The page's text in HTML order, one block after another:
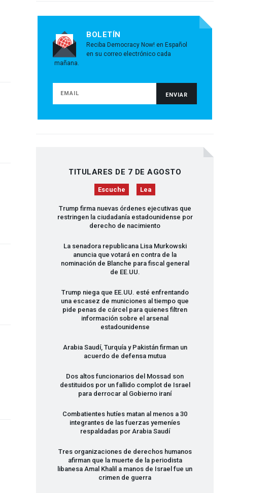
BOLETÍN
Reciba Democracy Now! en Español
en su correo electrónico cada
mañana.
TITULARES DE 7 DE AGOSTO
Escuche Lea
Trump firma nuevas órdenes ejecutivas que
restringen la ciudadanía estadounidense por
derecho de nacimiento
La senadora republicana Lisa Murkowski
anuncia que votará en contra de la
nominación de Blanche para fiscal general
de EE.UU.
Trump niega que EE.UU. esté enfrentando
una escasez de municiones al tiempo que
pide penas de cárcel para quienes filtren
información sobre el arsenal
estadounidense
Arabia Saudí, Turquía y Pakistán firman un
acuerdo de defensa mutua
Dos altos funcionarios del Mossad son
destituidos por un fallido complot de Israel
para derrocar al Gobierno iraní
Combatientes hutíes matan al menos a 30
integrantes de las fuerzas yemeníes
respaldadas por Arabia Saudí
Tres organizaciones de derechos humanos
afirman que la muerte de la periodista
libanesa Amal Khalil a manos de Israel fue un
crimen de guerra